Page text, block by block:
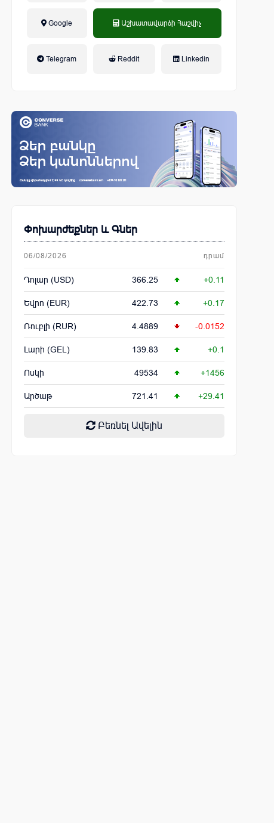
Google Աշխատավարձի Հաշվիչ
Telegram Reddit Linkedin
Փոխարժեքներ և Գներ
06/08/2026 դրամ
Դոլար (USD) 366.25 +0.11
Եվրո (EUR) 422.73 +0.17
Ռուբլի (RUR) 4.4889 -0.0152
Լարի (GEL) 139.83 +0.1
Ոսկի 49534 +1456
Արծաթ 721.41 +29.41
Բեռնել Ավելին